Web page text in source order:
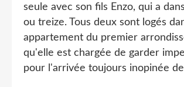
seule avec son fils Enzo, qui a
ou treize. Tous deux sont logés
appartement du premier
qu'elle est chargée de garder
pour l'arrivée toujours inopinée